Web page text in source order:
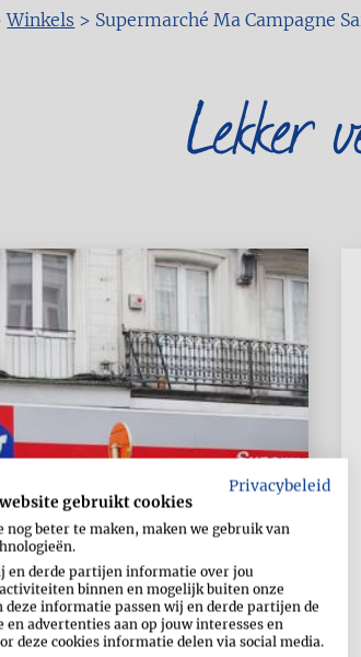
Winkels > Supermarché Ma Campagne
Lekker
Privacybeleid
gebruikt cookies
nog beter te maken, maken we gebruik van
en derde partijen informatie over jou
binnen en mogelijk buiten onze
deze informatie passen wij en derde partijen de
advertenties aan op jouw interesses en
deze cookies informatie delen via social media.